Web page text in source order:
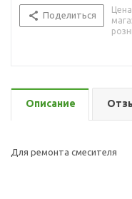
Поделиться
Описание
Для ремонта смесителя